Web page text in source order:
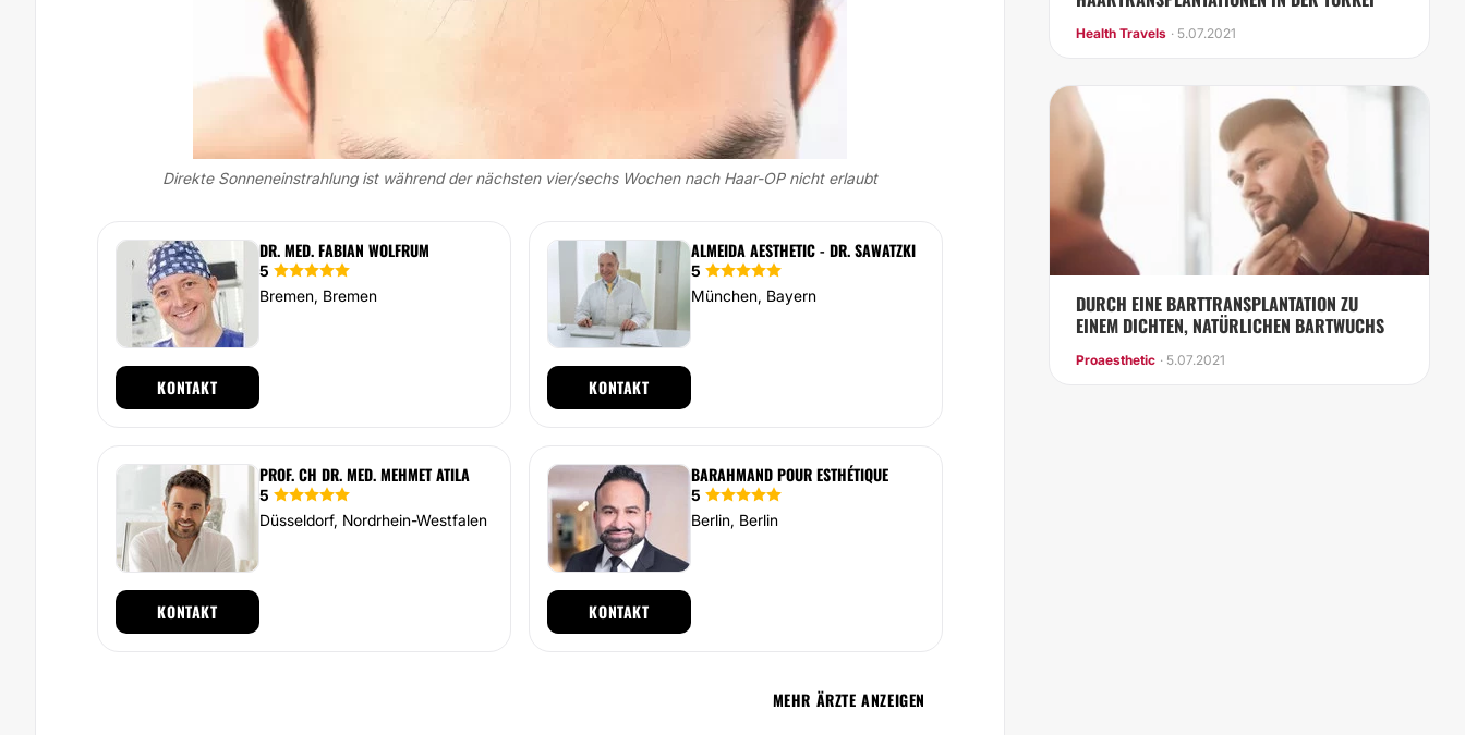
Direkte Sonneneinstrahlung ist während der nächsten vier/sechs Wochen nach Haar-OP nicht erlaubt
DR. MED. FABIAN WOLFRUM
5
Bremen, Bremen
KONTAKT
ALMEIDA AESTHETIC - DR. SAWATZKI
5
München, Bayern
KONTAKT
PROF. CH DR. MED. MEHMET ATILA
5
Düsseldorf, Nordrhein-Westfalen
KONTAKT
BARAHMAND POUR ESTHÉTIQUE
5
Berlin, Berlin
KONTAKT
MEHR ÄRZTE ANZEIGEN
Health Travels · 5.07.2021
DURCH EINE BARTTRANSPLANTATION ZU
EINEM DICHTEN, NATÜRLICHEN BARTWUCHS
Proaesthetic · 5.07.2021